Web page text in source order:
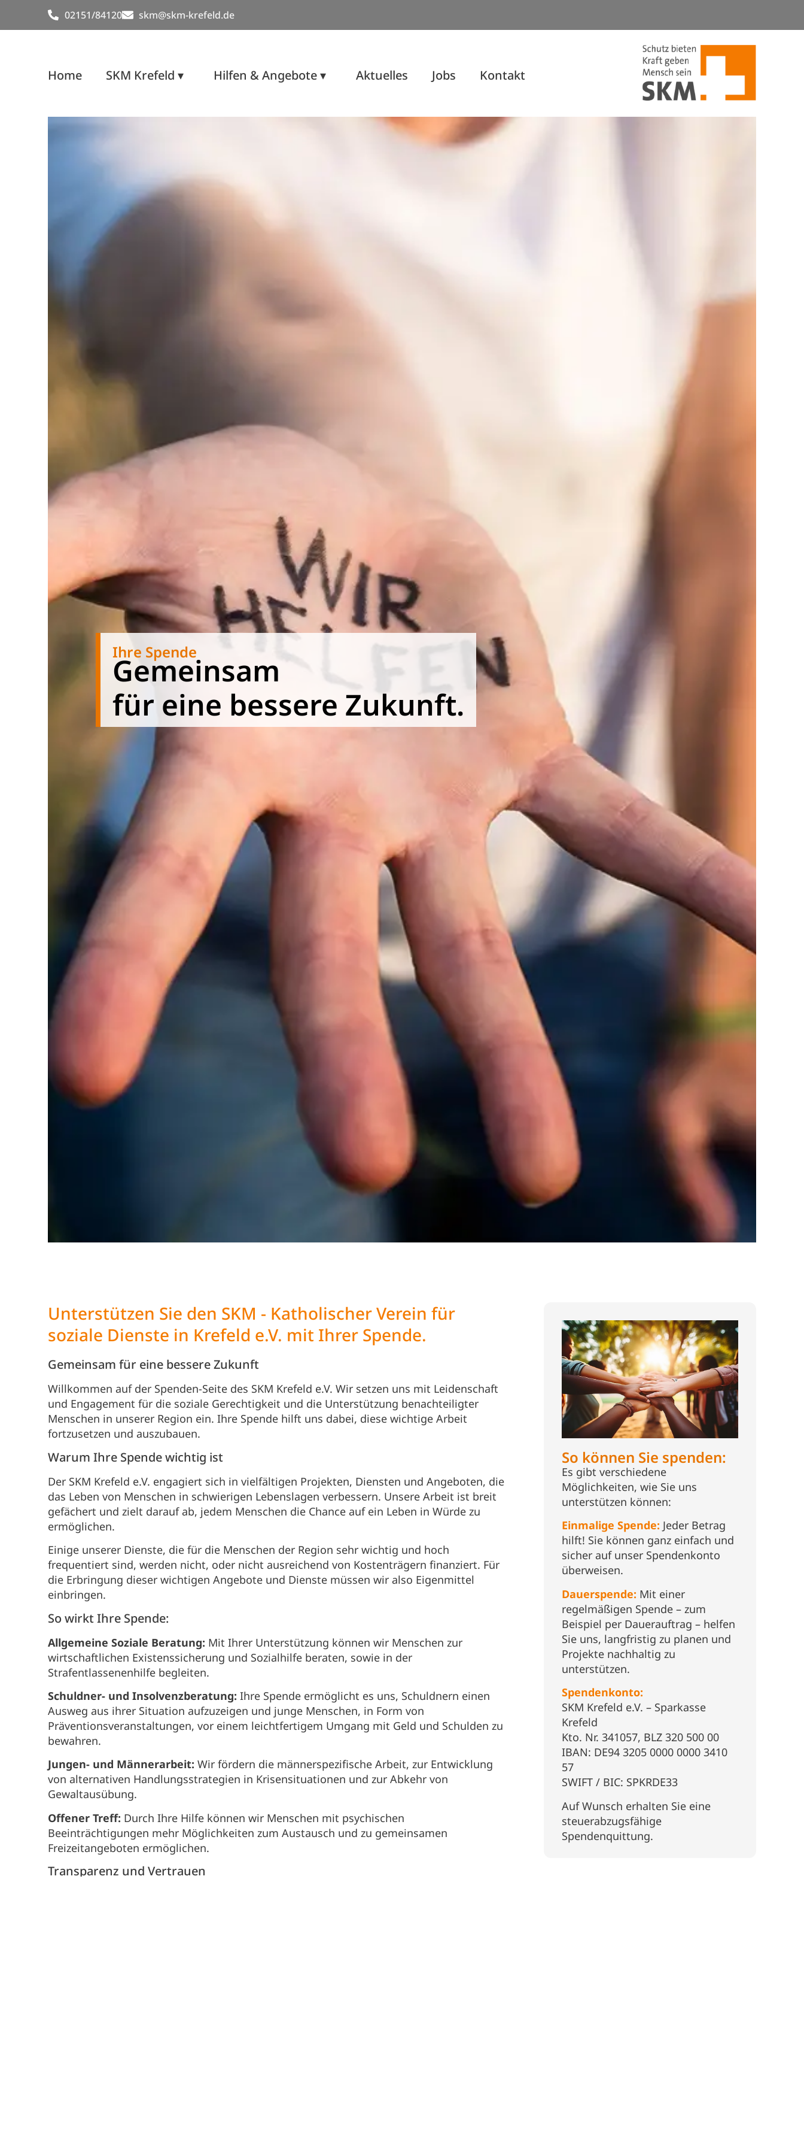
02151/84120 skm@skm-krefeld.de
Home SKM Krefeld ▾ Hilfen & Angebote ▾ Aktuelles Jobs Kontakt
Ihre Spende
Gemeinsam
für eine bessere Zukunft.
Unterstützen Sie den SKM - Katholischer Verein für
soziale Dienste in Krefeld e.V. mit Ihrer Spende.
Gemeinsam für eine bessere Zukunft
Willkommen auf der Spenden-Seite des SKM Krefeld e.V. Wir setzen uns mit Leidenschaft
und Engagement für die soziale Gerechtigkeit und die Unterstützung benachteiligter
Menschen in unserer Region ein. Ihre Spende hilft uns dabei, diese wichtige Arbeit
fortzusetzen und auszubauen.
Warum Ihre Spende wichtig ist
Der SKM Krefeld e.V. engagiert sich in vielfältigen Projekten, Diensten und Angeboten, die
das Leben von Menschen in schwierigen Lebenslagen verbessern. Unsere Arbeit ist breit
gefächert und zielt darauf ab, jedem Menschen die Chance auf ein Leben in Würde zu
ermöglichen.
Einige unserer Dienste, die für die Menschen der Region sehr wichtig und hoch
frequentiert sind, werden nicht, oder nicht ausreichend von Kostenträgern finanziert. Für
die Erbringung dieser wichtigen Angebote und Dienste müssen wir also Eigenmittel
einbringen.
So wirkt Ihre Spende:
Allgemeine Soziale Beratung: Mit Ihrer Unterstützung können wir Menschen zur
wirtschaftlichen Existenssicherung und Sozialhilfe beraten, sowie in der
Strafentlassenenhilfe begleiten.
Schuldner- und Insolvenzberatung: Ihre Spende ermöglicht es uns, Schuldnern einen
Ausweg aus ihrer Situation aufzuzeigen und junge Menschen, in Form von
Präventionsveranstaltungen, vor einem leichtfertigem Umgang mit Geld und Schulden zu
bewahren.
Jungen- und Männerarbeit: Wir fördern die männerspezifische Arbeit, zur Entwicklung
von alternativen Handlungsstrategien in Krisensituationen und zur Abkehr von
Gewaltausübung.
Offener Treff: Durch Ihre Hilfe können wir Menschen mit psychischen
Beeinträchtigungen mehr Möglichkeiten zum Austausch und zu gemeinsamen
Freizeitangeboten ermöglichen.
Transparenz und Vertrauen
So können Sie spenden:
Es gibt verschiedene
Möglichkeiten, wie Sie uns
unterstützen können:
Einmalige Spende: Jeder Betrag
hilft! Sie können ganz einfach und
sicher auf unser Spendenkonto
überweisen.
Dauerspende: Mit einer
regelmäßigen Spende – zum
Beispiel per Dauerauftrag – helfen
Sie uns, langfristig zu planen und
Projekte nachhaltig zu
unterstützen.
Spendenkonto:
SKM Krefeld e.V. – Sparkasse
Krefeld
Kto. Nr. 341057, BLZ 320 500 00
IBAN: DE94 3205 0000 0000 3410
57
SWIFT / BIC: SPKRDE33
Auf Wunsch erhalten Sie eine
steuerabzugsfähige
Spendenquittung.